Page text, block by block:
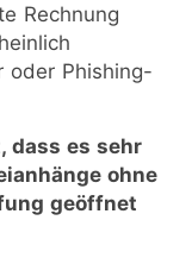
Rechnung
oder Phishing-
dass es sehr
ohne
geöffnet